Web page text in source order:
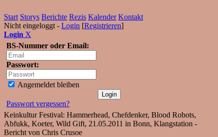
Start Storys Berichte Rezis Kalender Kontakt
Nicht eingeloggt - Login [Registrieren]
Login X
BS-Nummer oder Email:
Passwort:
Angemeldet bleiben
Passwort vergessen?
Keinkultur Festival: Hammerhead, Chefdenker, Blood Robots,
Abfukk, Koeter, Wild Gift, 21.05.2011 in Bonn, Klangstation -
Bericht von Chris Crusoe